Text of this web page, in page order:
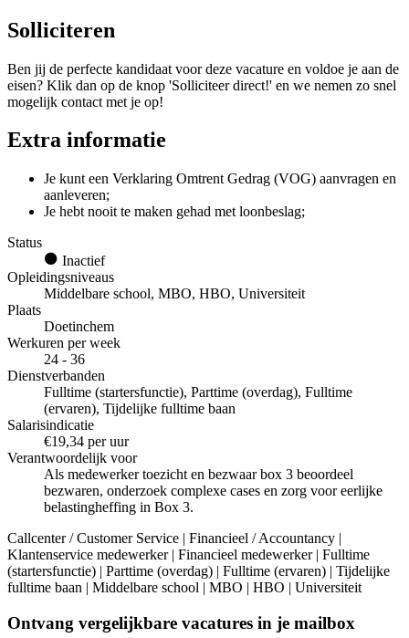
Solliciteren
Ben jij de perfecte kandidaat voor deze vacature en voldoe je aan de
eisen? Klik dan op de knop 'Solliciteer direct!' en we nemen zo snel
mogelijk contact met je op!
Extra informatie
Je kunt een Verklaring Omtrent Gedrag (VOG) aanvragen en
aanleveren;
Je hebt nooit te maken gehad met loonbeslag;
Status
Inactief
Opleidingsniveaus
Middelbare school, MBO, HBO, Universiteit
Plaats
Doetinchem
Werkuren per week
24 - 36
Dienstverbanden
Fulltime (startersfunctie), Parttime (overdag), Fulltime
(ervaren), Tijdelijke fulltime baan
Salarisindicatie
€19,34 per uur
Verantwoordelijk voor
Als medewerker toezicht en bezwaar box 3 beoordeel
bezwaren, onderzoek complexe cases en zorg voor eerlijke
belastingheffing in Box 3.
Callcenter / Customer Service | Financieel / Accountancy |
Klantenservice medewerker | Financieel medewerker | Fulltime
(startersfunctie) | Parttime (overdag) | Fulltime (ervaren) | Tijdelijke
fulltime baan | Middelbare school | MBO | HBO | Universiteit
Ontvang vergelijkbare vacatures in je mailbox